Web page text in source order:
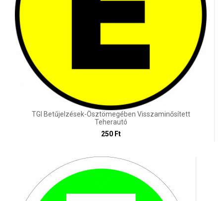
TGI Betűjelzések-Ösztömegében Visszaminősített
Teherautó
250 Ft